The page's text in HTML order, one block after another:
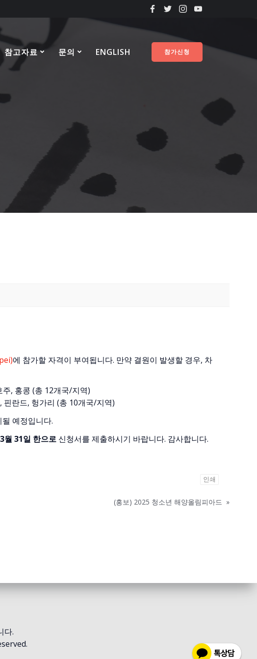
참고자료 문의 ENGLISH 참가신청
에 참가할 자격이 부여됩니다. 만약 결원이 발생할 경우, 차
, 홍콩 (총 12개국/지역)
핀란드, 헝가리 (총 10개국/지역)
예정입니다.
3월 31일 한으로 신청서를 제출하시기 바랍니다. 감사합니다.
인쇄
(홍보) 2025 청소년 해양올림피아드 »
다.